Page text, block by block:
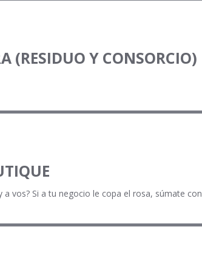
(RESIDUO Y CONSORCIO)
a vos? Si a tu negocio le copa el rosa, súmate